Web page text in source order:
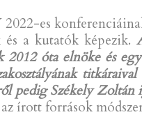
es
és a kutatók képezik.
2012 óta elnöke és
pedig Székely Zoltán
írott források